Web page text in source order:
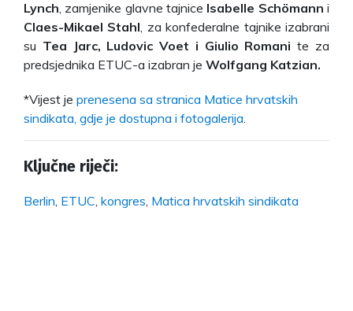
Lynch , zamjenike glavne tajnice Isabelle Schömann i
Claes-Mikael Stahl , za konfederalne tajnike izabrani
su Tea Jarc, Ludovic Voet i Giulio Romani te za
predsjednika ETUC-a izabran je Wolfgang Katzian.
*Vijest je prenesena sa stranica Matice hrvatskih
sindikata, gdje je dostupna i fotogalerija
Ključne riječi:
Berlin ETUC kongres Matica hrvatskih sindikata